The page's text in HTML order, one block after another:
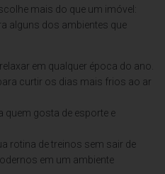
mais do que um imóvel:
alguns dos ambientes que
em qualquer época do ano.
curtir os dias mais frios ao ar
quem gosta de esporte e
rotina de treinos sem sair de
em um ambiente